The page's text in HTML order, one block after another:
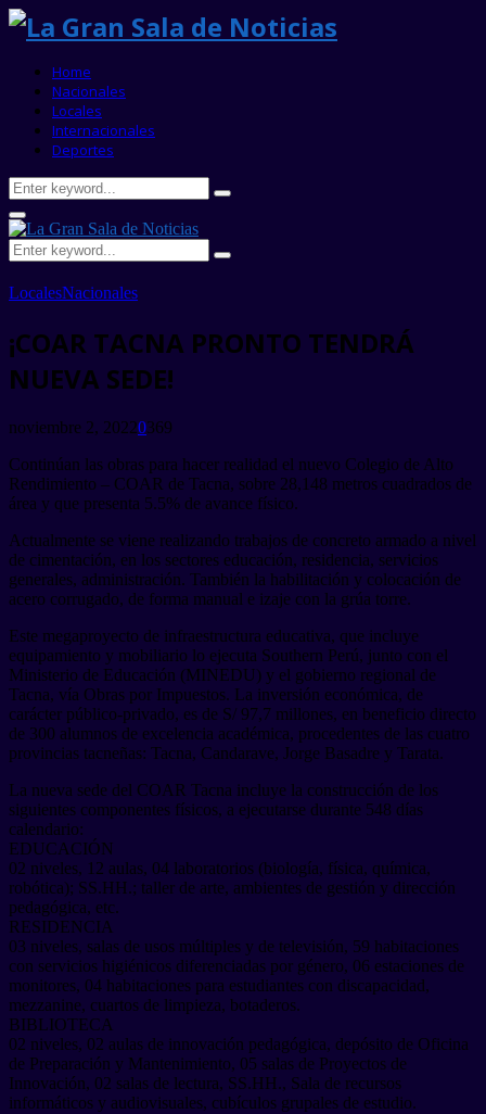
Home
Nacionales
Locales
Internacionales
Deportes
Search
for:
Search
Primary
Menu
Search
for:
Search
LocalesNacionales
¡COAR TACNA PRONTO TENDRÁ
NUEVA SEDE!
noviembre 2, 20220369
Continúan las obras para hacer realidad el nuevo Colegio de Alto
Rendimiento – COAR de Tacna, sobre 28,148 metros cuadrados de
área y que presenta 5.5% de avance físico.
Actualmente se viene realizando trabajos de concreto armado a nivel
de cimentación, en los sectores educación, residencia, servicios
generales, administración. También la habilitación y colocación de
acero corrugado, de forma manual e izaje con la grúa torre.
Este megaproyecto de infraestructura educativa, que incluye
equipamiento y mobiliario lo ejecuta Southern Perú, junto con el
Ministerio de Educación (MINEDU) y el gobierno regional de
Tacna, vía Obras por Impuestos. La inversión económica, de
carácter público-privado, es de S/ 97,7 millones, en beneficio directo
de 300 alumnos de excelencia académica, procedentes de las cuatro
provincias tacneñas: Tacna, Candarave, Jorge Basadre y Tarata.
La nueva sede del COAR Tacna incluye la construcción de los
siguientes componentes físicos, a ejecutarse durante 548 días
calendario:
EDUCACIÓN
02 niveles, 12 aulas, 04 laboratorios (biología, física, química,
robótica); SS.HH.; taller de arte, ambientes de gestión y dirección
pedagógica, etc.
RESIDENCIA
03 niveles, salas de usos múltiples y de televisión, 59 habitaciones
con servicios higiénicos diferenciadas por género, 06 estaciones de
monitores, 04 habitaciones para estudiantes con discapacidad,
mezzanine, cuartos de limpieza, botaderos.
BIBLIOTECA
02 niveles, 02 aulas de innovación pedagógica, depósito de Oficina
de Preparación y Mantenimiento, 05 salas de Proyectos de
Innovación, 02 salas de lectura, SS.HH., Sala de recursos
informáticos y audiovisuales, cubículos grupales de estudio.